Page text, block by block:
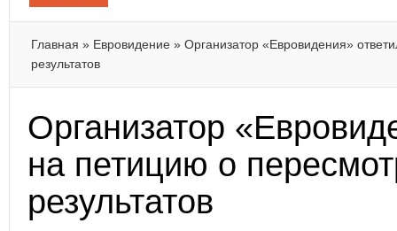
Главная » Евровидение » Организатор «Евровидения»
результатов
Организатор
на петицию о
результатов